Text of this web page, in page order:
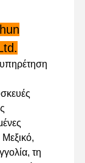
Μεξικό,
τη